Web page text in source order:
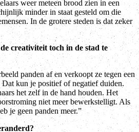
weer meteen brood zien in een
minder in staat gesteld om die
In de grotere steden is dat zeker
creativiteit toch in de stad te
panden af en verkoopt ze tegen een
Dat kun je positief of negatief duiden.
het zelf in de hand houden. Het
niet meer bewerkstelligt. Als
je geen panden meer.”